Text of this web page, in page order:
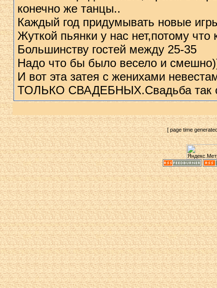
конечно же танцы..
Каждый год придумывать новые
Жуткой пьянки у нас нет,потому
Большинству гостей между 25-35
Надо что бы было весело и
И вот эта затея с женихами
ТОЛЬКО СВАДЕБНЫХ.Свадьба так
[ page time